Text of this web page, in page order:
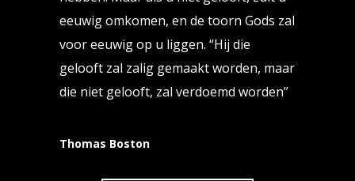
eeuwig omkomen, en de toorn Gods zal
voor eeuwig op u liggen. “Hij die
gelooft zal zalig gemaakt worden, maar
die niet gelooft, zal verdoemd worden”
Thomas Boston